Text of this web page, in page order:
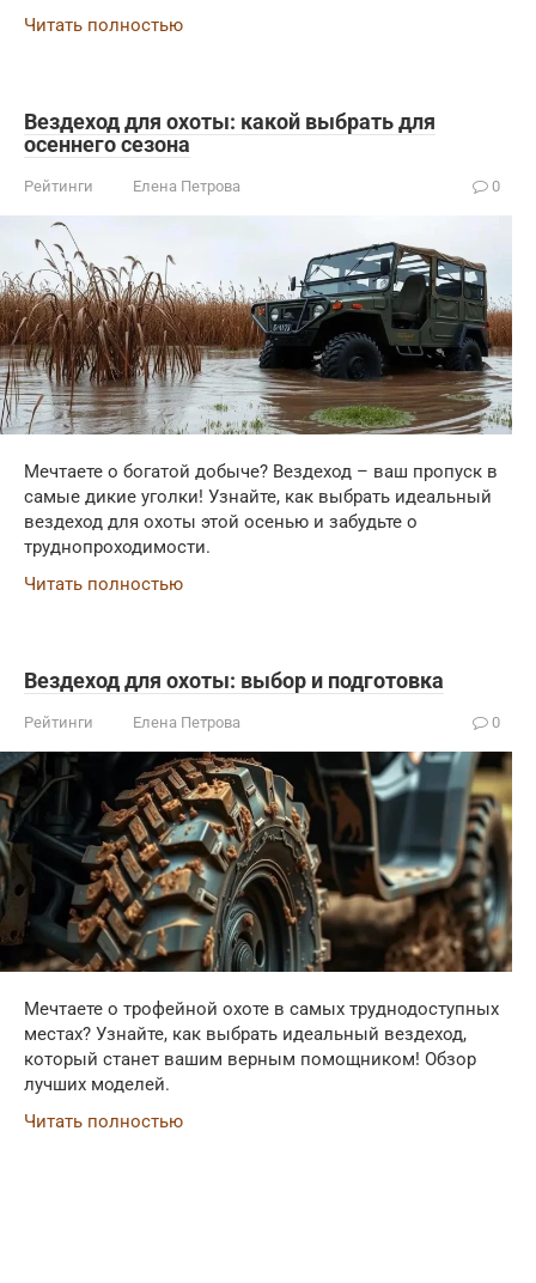
Читать полностью
Вездеход для охоты: какой выбрать для
осеннего сезона
Рейтинги Елена Петрова 0
Мечтаете о богатой добыче? Вездеход – ваш пропуск в
самые дикие уголки! Узнайте, как выбрать идеальный
вездеход для охоты этой осенью и забудьте о
труднопроходимости.
Читать полностью
Вездеход для охоты: выбор и подготовка
Рейтинги Елена Петрова 0
Мечтаете о трофейной охоте в самых труднодоступных
местах? Узнайте, как выбрать идеальный вездеход,
который станет вашим верным помощником! Обзор
лучших моделей.
Читать полностью